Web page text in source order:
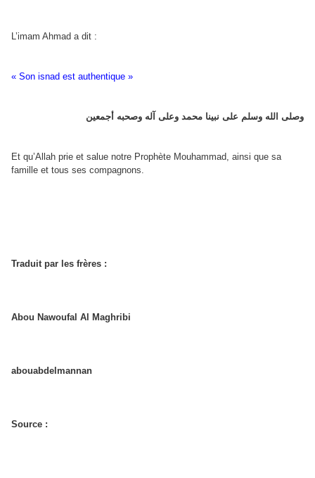
L’imam Ahmad a dit :
« Son isnad est authentique »
وصلى الله وسلم على نبينا محمد وعلى آله وصحبه أجمعين
Et qu’Allah prie et salue notre Prophète Mouhammad, ainsi que sa
famille et tous ses compagnons.
Traduit par les frères :
Abou Nawoufal Al Maghribi
abouabdelmannan
Source :